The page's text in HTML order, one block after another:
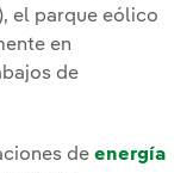
el parque eólico
en
de
de energía